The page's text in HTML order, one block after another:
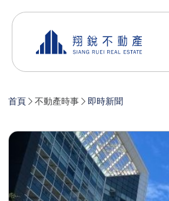
首頁 不動產時事 即時新聞